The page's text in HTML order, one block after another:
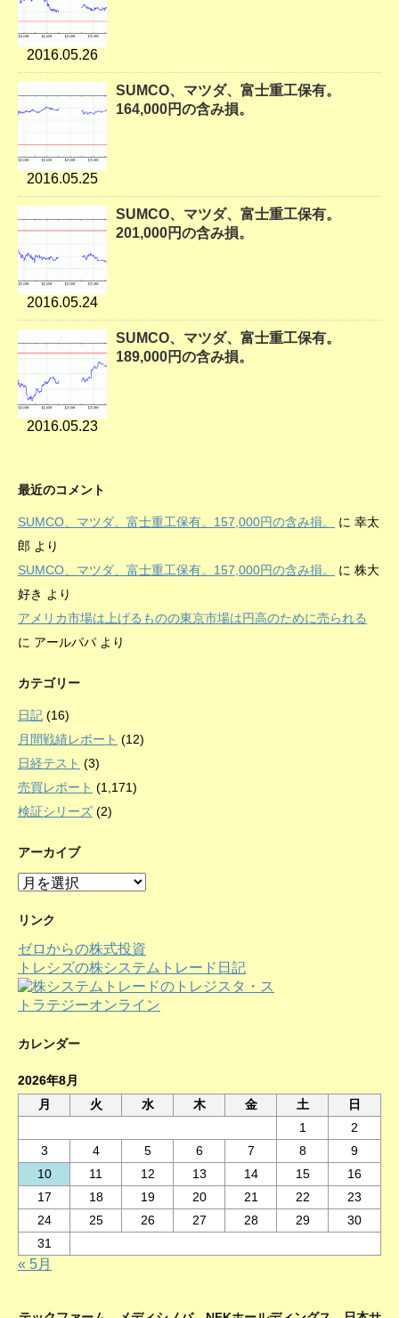
2016.05.26
2016.05.25
SUMCO、マツダ、富士重工保有。
164,000円の含み損。
2016.05.24
SUMCO、マツダ、富士重工保有。
201,000円の含み損。
2016.05.23
SUMCO、マツダ、富士重工保有。
189,000円の含み損。
最近のコメント
SUMCO、マツダ、富士重工保有。157,000円の含み損。 に 幸太
郎 より
SUMCO、マツダ、富士重工保有。157,000円の含み損。
に 株大
好き より
アメリカ市場は上げるものの東京市場は円高のために売られる
に アールパパ より
カテゴリー
日記 (16)
月間戦績レポート (12)
日経テスト (3)
売買レポート (1,171)
検証シリーズ (2)
アーカイブ
ア
カ
ブ
リンク
ゼロからの株式投資
トレシズの株システムトレード日記
カレンダー
2026年8月
月
火 水 木 金 土
日
1
2
3
4 5 6 7 8
9
10
11 12 13 14 15
16
17
18 19 20 21 22
23
24
25 26 27 28 29
30
31
« 5月